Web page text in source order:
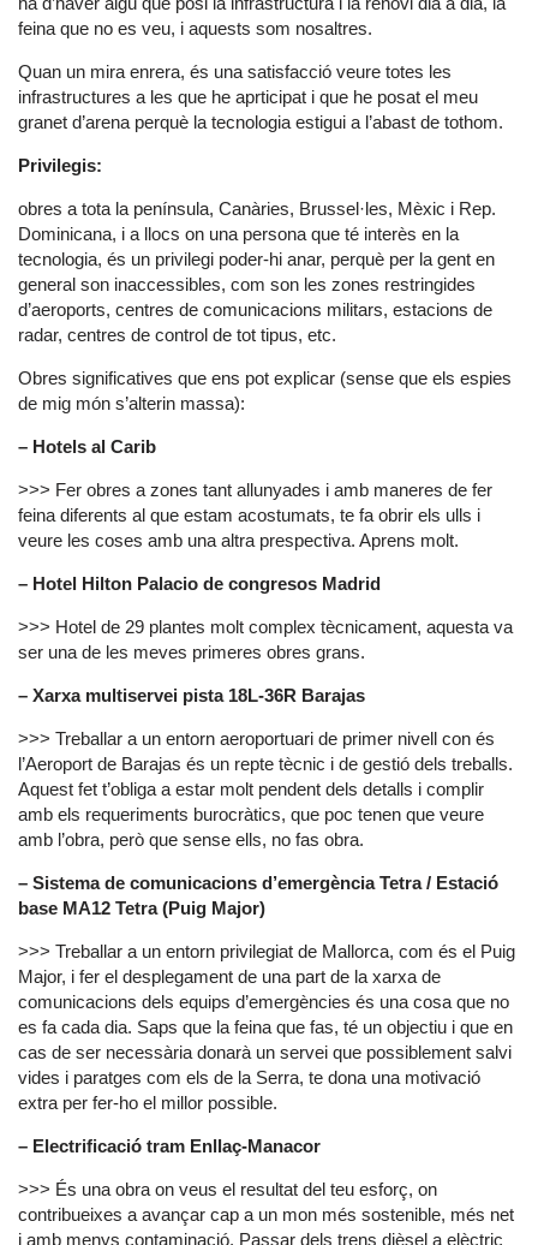
feina que no es veu, i aquests som nosaltres.
Quan un mira enrera, és una satisfacció veure totes les
infrastructures a les que he aprticipat i que he posat el meu
granet d’arena perquè la tecnologia estigui a l’abast de tothom.
Privilegis:
obres a tota la península, Canàries, Brussel·les, Mèxic i Rep.
Dominicana, i a llocs on una persona que té interès en la
tecnologia, és un privilegi poder-hi anar, perquè per la gent en
general son inaccessibles, com son les zones restringides
d’aeroports, centres de comunicacions militars, estacions de
radar, centres de control de tot tipus, etc.
Obres significatives que ens pot explicar (sense que els espies
de mig món s’alterin massa):
– Hotels al Carib
>>> Fer obres a zones tant allunyades i amb maneres de fer
feina diferents al que estam acostumats, te fa obrir els ulls i
veure les coses amb una altra prespectiva. Aprens molt.
– Hotel Hilton Palacio de congresos Madrid
>>> Hotel de 29 plantes molt complex tècnicament, aquesta va
ser una de les meves primeres obres grans.
– Xarxa multiservei pista 18L-36R Barajas
>>> Treballar a un entorn aeroportuari de primer nivell con és
l’Aeroport de Barajas és un repte tècnic i de gestió dels treballs.
Aquest fet t’obliga a estar molt pendent dels detalls i complir
amb els requeriments burocràtics, que poc tenen que veure
amb l’obra, però que sense ells, no fas obra.
– Sistema de comunicacions d’emergència Tetra / Estació
base MA12 Tetra (Puig Major)
>>> Treballar a un entorn privilegiat de Mallorca, com és el Puig
Major, i fer el desplegament de una part de la xarxa de
comunicacions dels equips d’emergències és una cosa que no
es fa cada dia. Saps que la feina que fas, té un objectiu i que en
cas de ser necessària donarà un servei que possiblement salvi
vides i paratges com els de la Serra, te dona una motivació
extra per fer-ho el millor possible.
– Electrificació tram Enllaç-Manacor
>>> És una obra on veus el resultat del teu esforç, on
contribueixes a avançar cap a un mon més sostenible, més net
i amb menys contaminació. Passar dels trens dièsel a elèctric